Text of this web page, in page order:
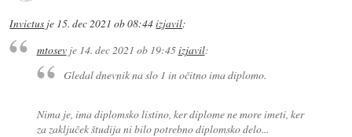
Invictus je 15. dec 2021 ob 08:44izjavil:
mtosevje 14. dec 2021 ob 19:45izjavil:
Gledal dnevnik na slo 1 in očitno ima diplomo.
Nima je, ima diplomsko listino, ker diplome ne more imeti, ker
za zaključek študija ni bilo potrebno diplomsko delo...